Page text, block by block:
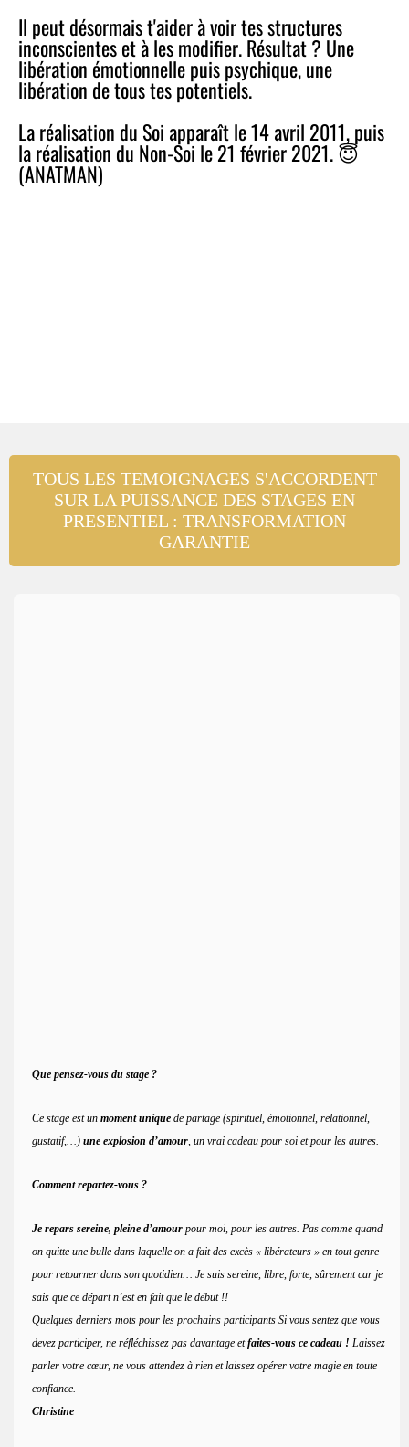
Il peut désormais t'aider à voir tes structures
inconscientes et à les modifier. Résultat ? Une
libération émotionnelle puis psychique, une
libération de tous tes potentiels.
La réalisation du Soi apparaît le 14 avril 2011, puis
la réalisation du Non-Soi le 21 février 2021. 😇
(ANATMAN)
TOUS LES TEMOIGNAGES S'ACCORDENT
SUR LA PUISSANCE DES STAGES EN
PRESENTIEL : TRANSFORMATION
GARANTIE
Que pensez-vous du stage ?
Ce stage est un moment unique de partage (spirituel, émotionnel, relationnel,
gustatif,…) une explosion d’amour, un vrai cadeau pour soi et pour les autres.
Comment repartez-vous ?
Je repars sereine, pleine d’amour pour moi, pour les autres. Pas comme quand
on quitte une bulle dans laquelle on a fait des excès « libérateurs » en tout genre
pour retourner dans son quotidien… Je suis sereine, libre, forte, sûrement car je
sais que ce départ n’est en fait que le début !!
Quelques derniers mots pour les prochains participants Si vous sentez que vous
devez participer, ne réfléchissez pas davantage etfaites-vous ce cadeau ! Laissez
parler votre cœur, ne vous attendez à rien et laissez opérer votre magie en toute
confiance.
Christine